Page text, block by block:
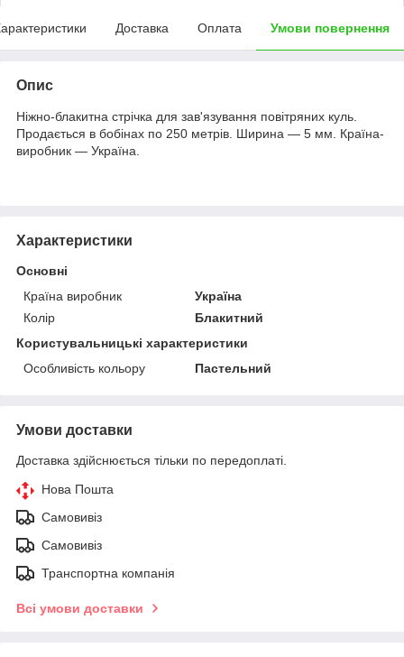
Доставка Оплата Умови повернення
Опис
Ніжно-блакитна стрічка для зав'язування повітряних куль.
Продається в бобінах по 250 метрів. Ширина — 5 мм. Країна-
виробник — Україна.
Характеристики
Основні
Країна виробник
Україна
Колір
Блакитний
Користувальницькі характеристики
Особливість кольору
Пастельний
Умови доставки
Доставка здійснюється тільки по передоплаті.
Нова Пошта
Самовивіз
Самовивіз
Транспортна компанія
Всі умови доставки